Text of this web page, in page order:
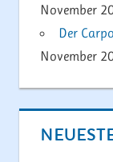
November
Der
November